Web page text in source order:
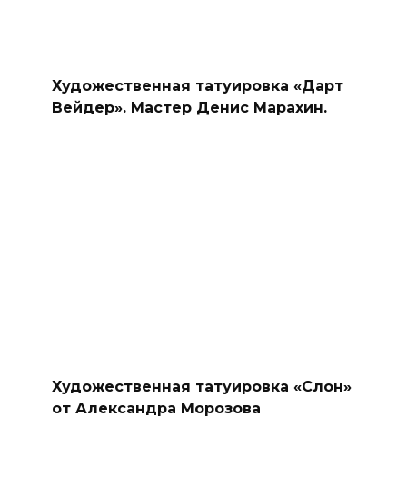
Художественная татуировка «Дарт
Вейдер». Мастер Денис Марахин.
Художественная татуировка «Слон»
от Александра Морозова